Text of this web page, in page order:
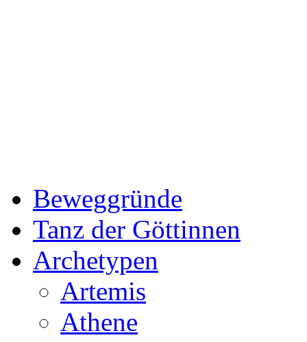
Beweggründe
Tanz der Göttinnen
Archetypen
Artemis
Athene